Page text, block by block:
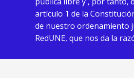
artículo 1 de la
de nuestro ordenamiento
RedUNE, que nos da la